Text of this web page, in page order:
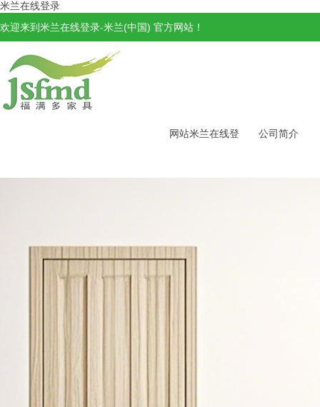
米兰在线登录
欢迎来到米兰在线登录-米兰(中国) 官方网站！
网站米兰在线登 公司简介